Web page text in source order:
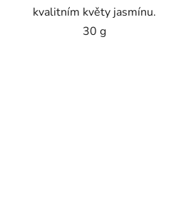
kvalitním květy jasmínu.
30 g